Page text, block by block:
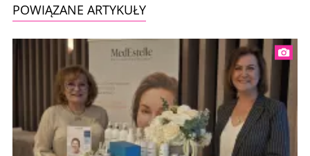
POWIĄZANE ARTYKUŁY